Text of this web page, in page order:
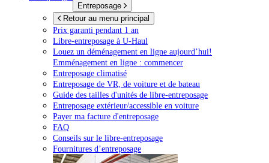
Entreposage
Retour au menu principal
Prix garanti pendant 1 an
Libre-entreposage à U-Haul
Louez un déménagement en ligne aujourd’hui!
Emménagement en ligne : commencer
Entreposage climatisé
Entreposage de VR, de voiture et de bateau
Guide des tailles d'unités de libre-entreposage
Entreposage extérieur/accessible en voiture
Payer ma facture d'entreposage
FAQ
Conseils sur le libre-entreposage
Fournitures d’entreposage